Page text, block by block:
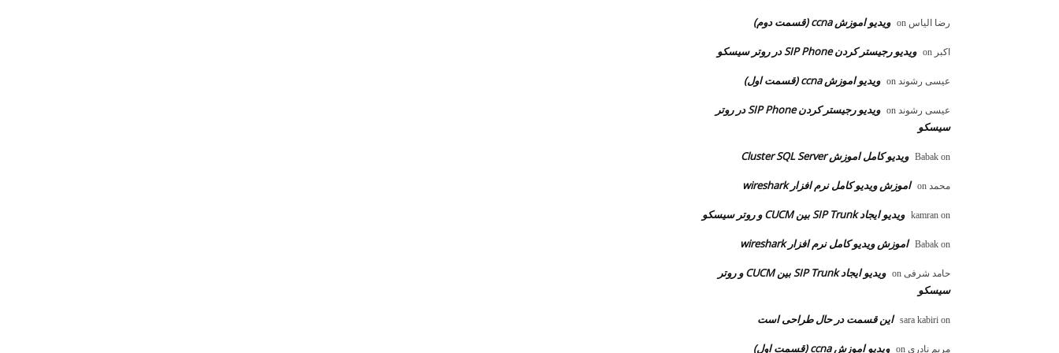
رضا الیاس ویدیو اموزش ccna (قسمت دوم)
اکبر ویدیو رجیستر کردن SIP Phone در روتر سیسکو
عیسی رشوند ویدیو اموزش ccna (قسمت اول)
عیسی رشوند
ویدیو رجیستر کردن SIP Phone در روتر
سیسکو
Babak on ویدیو کامل اموزش Cluster SQL Server
محمد اموزش ویدیو کامل نرم افزار wireshark
kamran on ویدیو ایجاد SIP Trunk بین CUCM و روتر سیسکو
Babak on اموزش ویدیو کامل نرم افزار wireshark
حامد شرفی
ویدیو ایجاد SIP Trunk بین CUCM و روتر
سیسکو
sara kabiri on این قسمت در حال طراحی است
مریم نادری ویدیو اموزش ccna (قسمت اول)